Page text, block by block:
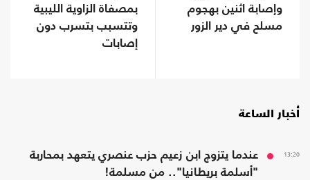
وإصابة اثنين بهجوم
مسلح في دير الزور
بمصفاة الزاوية الليبية
وتتسبب بتسرب دون
إصابات
أخبار الساعة
13:20
عندما يتزوج ابن زعيم حزب عنصري يتعهد بمحاربة
"أسلمة بريطانيا".. من مسلمة!